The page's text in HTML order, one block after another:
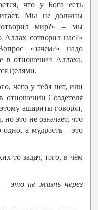
что у Бога есть
Мы не должны
мир?» – мы
сотворил нас?»
«зачем?» надо
в отношении Аллаха.
целями.
чего у тебя нет, или
отношении Создетеля
ашариты говорят,
это не означает, что
а мудрость – это
то задач, того, в чём
это не жизнь через